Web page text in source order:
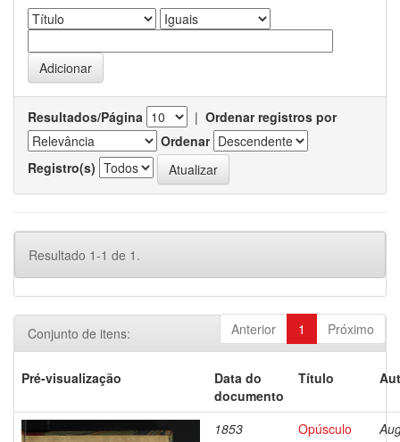
Resultados/Página | Ordenar registros por
Ordenar
Registro(s)
Resultado 1-1 de 1.
Anterior 1 Próximo
Conjunto de itens:
Pré-visualização
Data do
documento
Título
1853
Opúsculo